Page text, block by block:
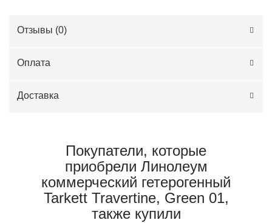
Отзывы (0)
Оплата
Доставка
Покупатели, которые
приобрели Линолеум
коммерческий гетерогенный
Tarkett Travertine, Green 01,
также купили